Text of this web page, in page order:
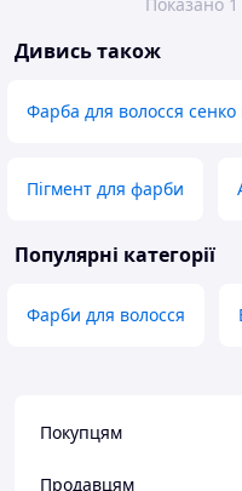
Дивись також
Фарба для волосся сенко
Пігмент для фарби
Популярні категорії
Фарби для волосся
Покупцям
Продавцям